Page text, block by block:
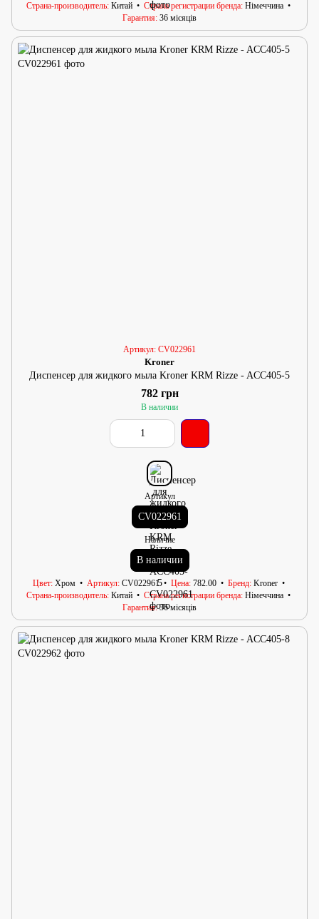
Страна-производитель Китай Страна регистрации бренда Німеччина
Гарантия 36 місяців
Артикул: CV022961
Kroner
Диспенсер для жидкого мыла Kroner KRM Rizze - ACC405-5
782 грн
В наличии
Артикул
CV022961
Наличие
В наличии
Цвет Хром Артикул CV022961 Цена 782.00 Бренд Kroner
Страна-производитель Китай Страна регистрации бренда Німеччина
Гарантия 36 місяців